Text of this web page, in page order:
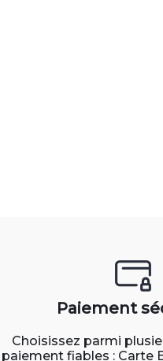
Paiement
Choisissez parmi
paiement fiables : Carte